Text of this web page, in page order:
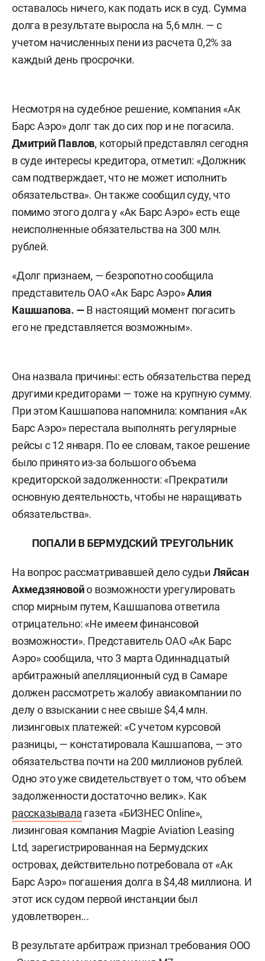
оставалось ничего, как подать иск в суд. Сумма
долга в результате выросла на 5,6 млн. — с
учетом начисленных пени из расчета 0,2% за
каждый день просрочки.
Несмотря на судебное решение, компания «Ак
Барс Аэро» долг так до сих пор и не погасила.
Дмитрий Павлов, который представлял сегодня
в суде интересы кредитора, отметил: «Должник
сам подтверждает, что не может исполнить
обязательства». Он также сообщил суду, что
помимо этого долга у «Ак Барс Аэро» есть еще
неисполненные обязательства на 300 млн.
рублей.
«Долг признаем, — безропотно сообщила
представитель ОАО «Ак Барс Аэро»Алия
Кашшапова. — В настоящий момент погасить
его не представляется возможным».
Она назвала причины: есть обязательства перед
другими кредиторами — тоже на крупную сумму.
При этом Кашшапова напомнила: компания «Ак
Барс Аэро» перестала выполнять регулярные
рейсы с 12 января. По ее словам, такое решение
было принято из-за большого объема
кредиторской задолженности: «Прекратили
основную деятельность, чтобы не наращивать
обязательства».
ПОПАЛИ В БЕРМУДСКИЙ ТРЕУГОЛЬНИК
На вопрос рассматривавшей дело судьи Ляйсан
Ахмедзяновойо возможности урегулировать
спор мирным путем, Кашшапова ответила
отрицательно: «Не имеем финансовой
возможности». Представитель ОАО «Ак Барс
Аэро» сообщила, что 3 марта Одиннадцатый
арбитражный апелляционный суд в Самаре
должен рассмотреть жалобу авиакомпании по
делу о взыскании с нее свыше $4,4 млн.
лизинговых платежей: «С учетом курсовой
разницы, — констатировала Кашшапова, — это
обязательства почти на 200 миллионов рублей.
Одно это уже свидетельствует о том, что объем
задолженности достаточно велик». Как
рассказывала газета «БИЗНЕС Online»,
лизинговая компания Magpie Aviation Leasing
Ltd, зарегистрированная на Бермудских
островах, действительно потребовала от «Ак
Барс Аэро» погашения долга в $4,48 миллиона. И
этот иск судом первой инстанции был
удовлетворен...
В результате арбитраж признал требования ООО